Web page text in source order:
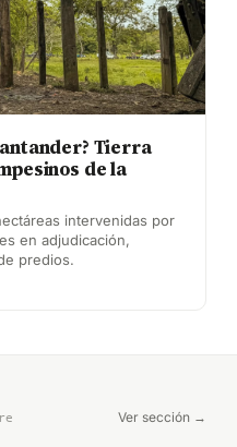
Tierra
de la
intervenidas por
en adjudicación,
predios.
Ver sección →